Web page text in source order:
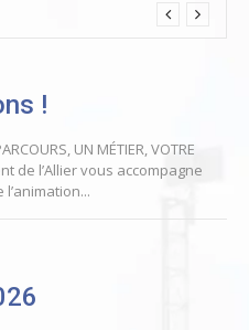
!
UN MÉTIER, VOTRE
de l’Allier vous accompagne